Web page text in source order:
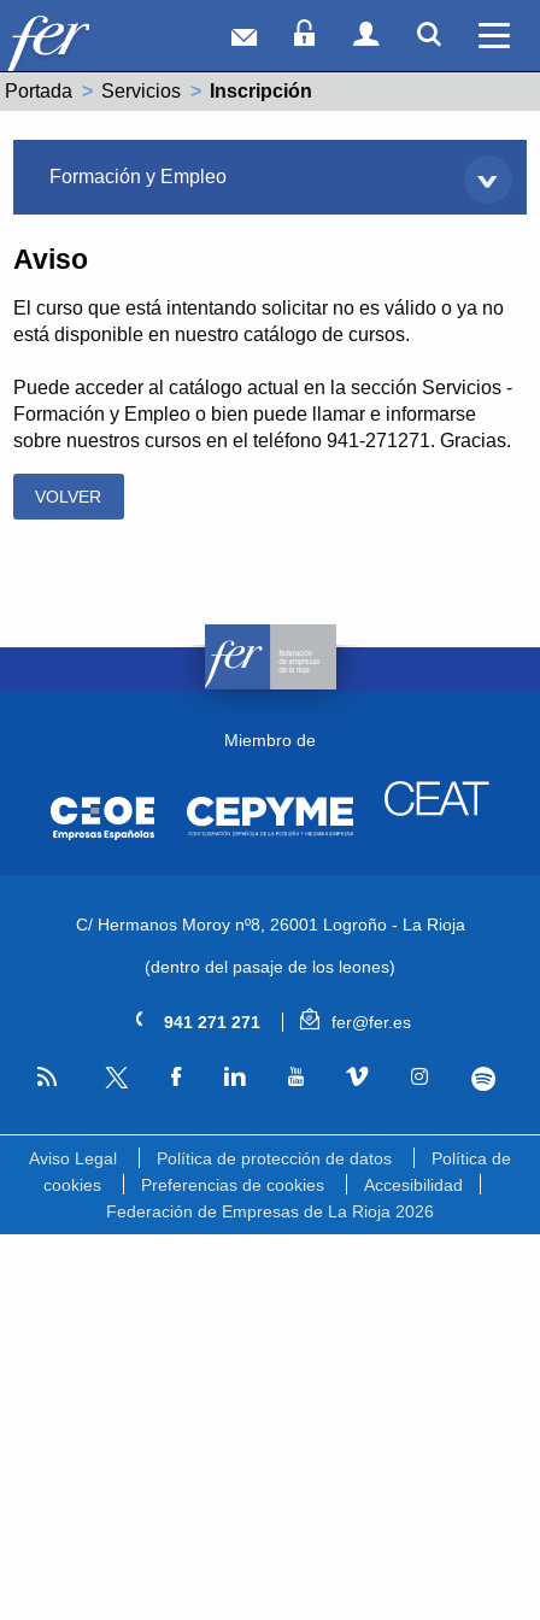
Correo webAcceso Socios
Acceso
Portada Servicios Actual:
Inscripción
Formación y Empleo
Aviso
El curso que está intentando solicitar no es válido o ya no
está disponible en nuestro catálogo de cursos.
Puede acceder al catálogo actual en la sección Servicios -
Formación y Empleo o bien puede llamar e informarse
sobre nuestros cursos en el teléfono 941-271271. Gracias.
VOLVER
Miembro de
C/ Hermanos Moroy nº8, 26001 Logroño - La Rioja
(dentro del pasaje de los leones)
941 271 271 fer@fer.es
RSS
Aviso Legal Política de protección de datos
Política de
cookies
Preferencias de cookies
Accesibilidad
Federación de Empresas de La Rioja 2026